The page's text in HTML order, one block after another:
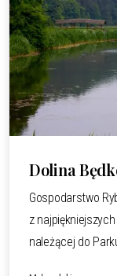
oraz stosowania
Dolina
Gospodarstwo
z
należącej do